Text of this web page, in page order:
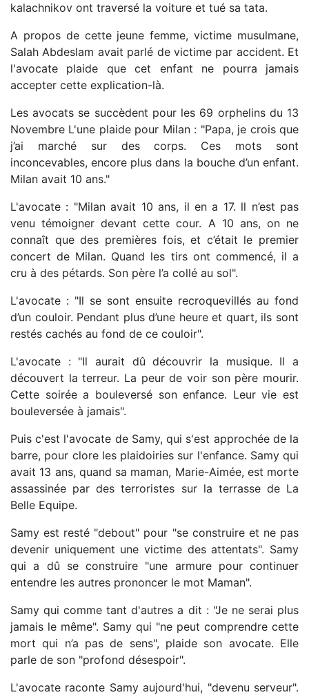
kalachnikov ont traversé la voiture et tué sa tata.
A propos de cette jeune femme, victime musulmane,
Salah Abdeslam avait parlé de victime par accident. Et
l'avocate plaide que cet enfant ne pourra jamais
accepter cette explication-là.
Les avocats se succèdent pour les 69 orphelins du 13
Novembre L'une plaide pour Milan : "Papa, je crois que
j’ai marché sur des corps. Ces mots sont
inconcevables, encore plus dans la bouche d’un enfant.
Milan avait 10 ans."
L'avocate : "Milan avait 10 ans, il en a 17. ll n’est pas
venu témoigner devant cette cour. A 10 ans, on ne
connaît que des premières fois, et c’était le premier
concert de Milan. Quand les tirs ont commencé, il a
cru à des pétards. Son père l’a collé au sol".
L'avocate : "Il se sont ensuite recroquevillés au fond
d’un couloir. Pendant plus d’une heure et quart, ils sont
restés cachés au fond de ce couloir".
L'avocate : "Il aurait dû découvrir la musique. Il a
découvert la terreur. La peur de voir son père mourir.
Cette soirée a bouleversé son enfance. Leur vie est
bouleversée à jamais".
Puis c'est l'avocate de Samy, qui s'est approchée de la
barre, pour clore les plaidoiries sur l'enfance. Samy qui
avait 13 ans, quand sa maman, Marie-Aimée, est morte
assassinée par des terroristes sur la terrasse de La
Belle Equipe.
Samy est resté "debout" pour "se construire et ne pas
devenir uniquement une victime des attentats". Samy
qui a dû se construire "une armure pour continuer
entendre les autres prononcer le mot Maman".
Samy qui comme tant d'autres a dit : "Je ne serai plus
jamais le même". Samy qui "ne peut comprendre cette
mort qui n’a pas de sens", plaide son avocate. Elle
parle de son "profond désespoir".
L'avocate raconte Samy aujourd'hui, "devenu serveur".